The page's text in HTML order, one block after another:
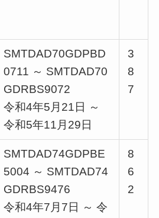
SMTDAD70GDPBD
0711 ～ SMTDAD70
GDRBS9072
令和4年5月21日 ～
令和5年11月29日
3
8
7
SMTDAD74GDPBE
5004 ～ SMTDAD74
GDRBS9476
令和4年7月7日 ～ 令
8
6
2